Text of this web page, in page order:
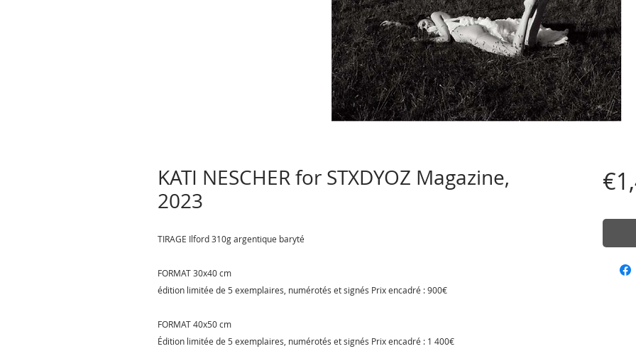
KATI NESCHER for STXDYOZ Magazine,
2023
TIRAGE Ilford 310g argentique baryté
FORMAT 30x40 cm
édition limitée de 5 exemplaires, numérotés et signés Prix encadré : 900€
FORMAT 40x50 cm
Édition limitée de 5 exemplaires, numérotés et signés Prix encadré : 1 400€